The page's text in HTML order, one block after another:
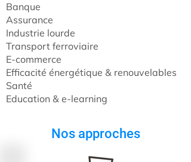
Banque
Assurance
Industrie lourde
Transport ferroviaire
E-commerce
Efficacité énergétique & renouvelables
Santé
Education & e-learning
Nos approches